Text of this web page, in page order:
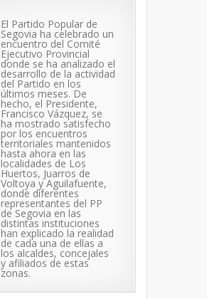
El Partido Popular de
Segovia ha celebrado un
encuentro del Comité
Ejecutivo Provincial
donde se ha analizado el
desarrollo de la actividad
del Partido en los
últimos meses. De
hecho, el Presidente,
Francisco Vázquez, se
ha mostrado satisfecho
por los encuentros
territoriales mantenidos
hasta ahora en las
localidades de Los
Huertos, Juarros de
Voltoya y Aguilafuente,
donde diferentes
representantes del PP
de Segovia en las
distintas instituciones
han explicado la realidad
de cada una de ellas a
los alcaldes, concejales
y afiliados de estas
zonas.